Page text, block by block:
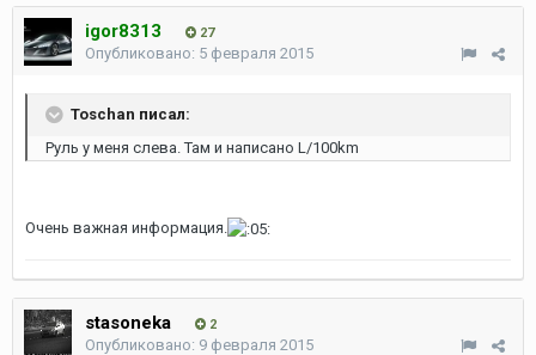
igor8313 27
Опубликовано: 5 февраля 2015
Toschan писал:
Руль у меня слева. Там и написано L/100km
Очень важная информация.
stasoneka 2
Опубликовано: 9 февраля 2015